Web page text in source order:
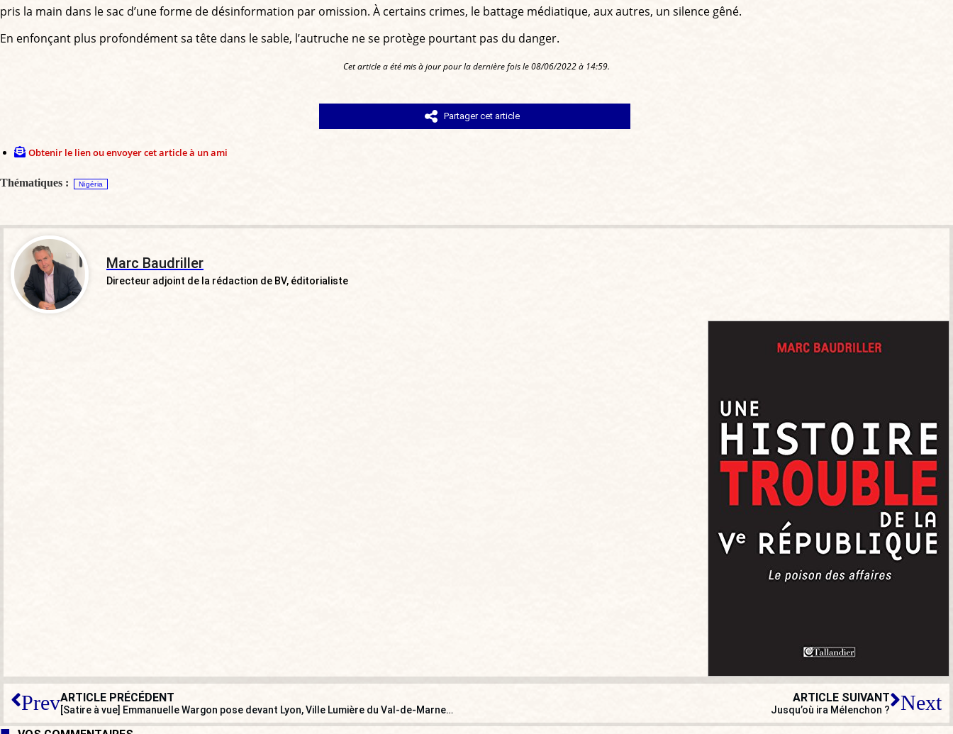
pris la main dans le sac d’une forme de désinformation par omission. À certains crimes, le battage médiatique, aux autres, un silence gêné.
En enfonçant plus profondément sa tête dans le sable, l’autruche ne se protège pourtant pas du danger.
Cet article a été mis à jour pour la dernière fois le 08/06/2022 à 14:59.
Partager cet article
Obtenir le lien ou envoyer cet article à un ami
Thématiques : Nigéria
Marc Baudriller
Directeur adjoint de la rédaction de BV, éditorialiste
PrevARTICLE PRÉCÉDENT
[Satire à vue] Emmanuelle Wargon pose devant Lyon, Ville Lumière du Val-de-Marne…
ARTICLE SUIVANT
Jusqu’où ira Mélenchon ? Next